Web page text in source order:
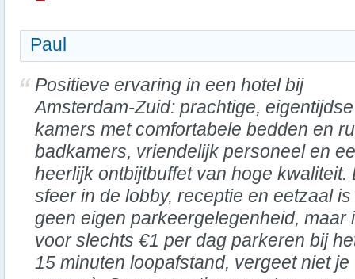
Paul
Positieve ervaring in een hotel bij
Amsterdam-Zuid: prachtige, eigentijdse
kamers met comfortabele bedden en
badkamers, vriendelijk personeel en
heerlijk ontbijtbuffet van hoge kwaliteit.
sfeer in de lobby, receptie en eetzaal
geen eigen parkeergelegenheid, maar
voor slechts €1 per dag parkeren bij
15 minuten loopafstand, vergeet niet